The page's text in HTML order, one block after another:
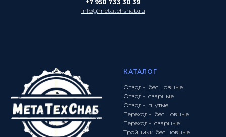
+7 950 733 30 39
info@metatehsnab.ru
КАТАЛОГ
Отводы бесшовные
Отводы сварные
Отводы гнутые
Переходы бесшовные
Переходы сварные
Тройники бесшовные